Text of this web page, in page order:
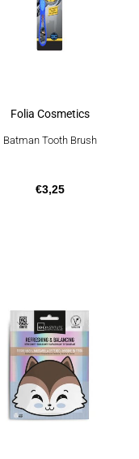
Folia Cosmetics
Batman Tooth Brush
€3,25